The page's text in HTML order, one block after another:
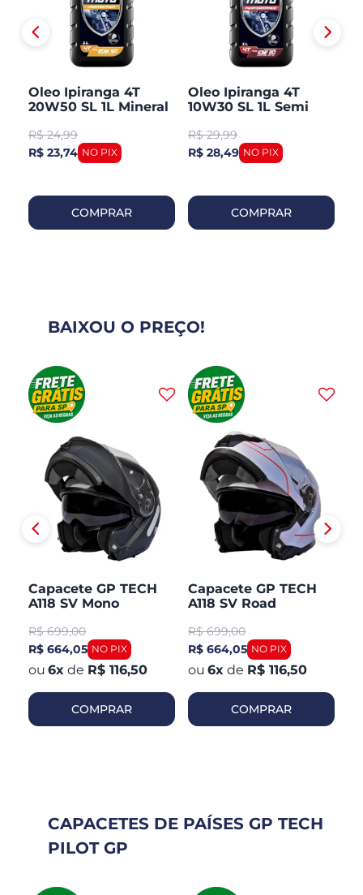
Oleo Ipiranga 4T
20W50 SL 1L Mineral
R$ 24,99
R$ 23,74
COMPRAR
Oleo Ipiranga 4T
10W30 SL 1L Semi
R$ 29,99
R$ 28,49
COMPRAR
BAIXOU O PREÇO!
Capacete GP TECH
A118 SV Mono
Fosco
R$ 699,00
R$ 664,05
6x de R$ 116,50
COMPRAR
Capacete GP TECH
A118 SV Road
R$ 699,00
R$ 664,05
6x de R$ 116,50
COMPRAR
CAPACETES DE PAÍSES GP TECH
PILOT GP